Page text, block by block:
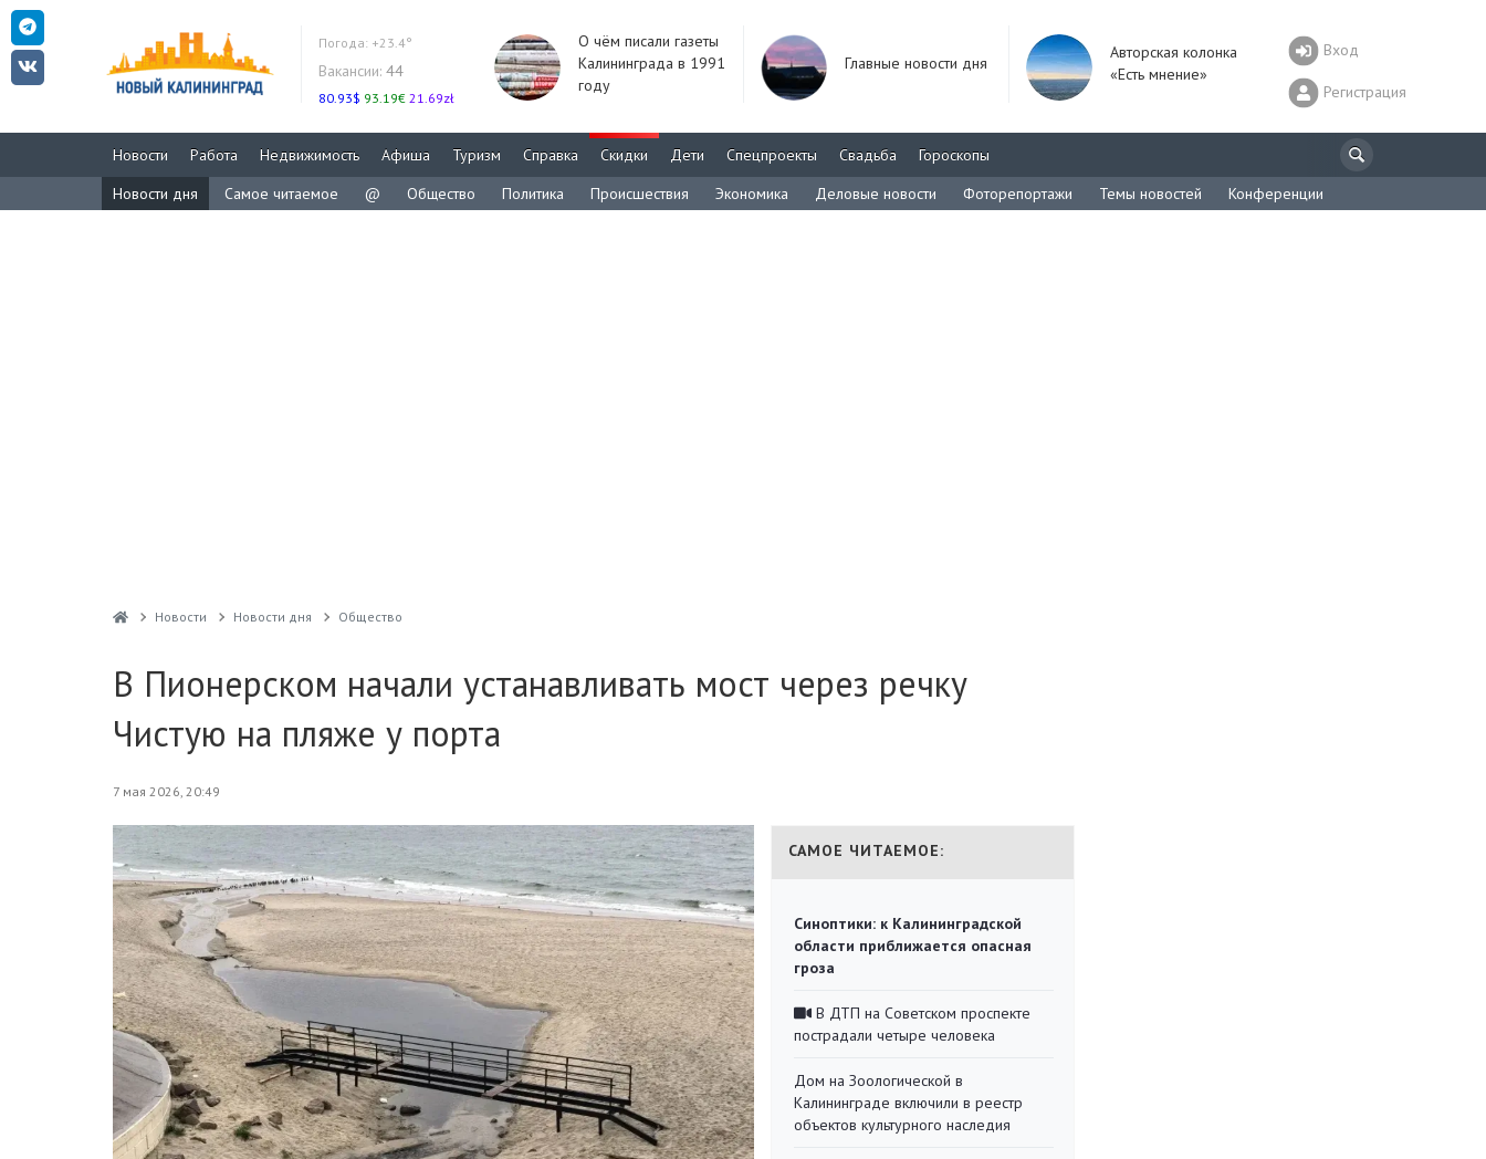
Погода: +23.4°
Вакансии: 44
80.93$ 93.19€ 21.69zł
О чём писали газеты
Калининграда в 1991
году
Главные новости дня
Авторская колонка
«Есть мнение»
Вход
Регистрация
Новости Работа Недвижимость Афиша Туризм Справка Скидки Дети Спецпроекты Свадьба
Гороскопы
Новости дня
Самое читаемое @ Общество Политика Происшествия Экономика Деловые новости Фоторепортажи Темы новостей Конференции
Новости Новости дня Общество
В Пионерском начали устанавливать мост через речку
Чистую на пляже у порта
7 мая 2026, 20:49
САМОЕ ЧИТАЕМОЕ:
Синоптики: к Калининградской
области приближается опасная
гроза
В ДТП на Советском проспекте
пострадали четыре человека
Дом на Зоологической в
Калининграде включили в реестр
объектов культурного наследия